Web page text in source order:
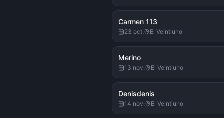
Carmen 113
23 oct. El Veintiuno
Merino
13 nov. El Veintiuno
Denisdenis
14 nov. El Veintiuno